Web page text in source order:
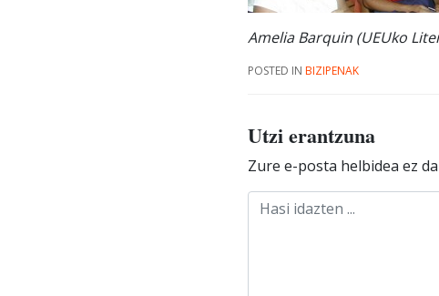
Amelia Barquin (UEUko
POSTED IN BIZIPENAK
Utzi erantzuna
Zure e-posta helbidea ez